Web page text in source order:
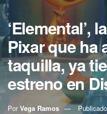
‘Elemental’,
Pixar que ha
taquilla, ya
estreno en
Por Vega Ramos Publicado